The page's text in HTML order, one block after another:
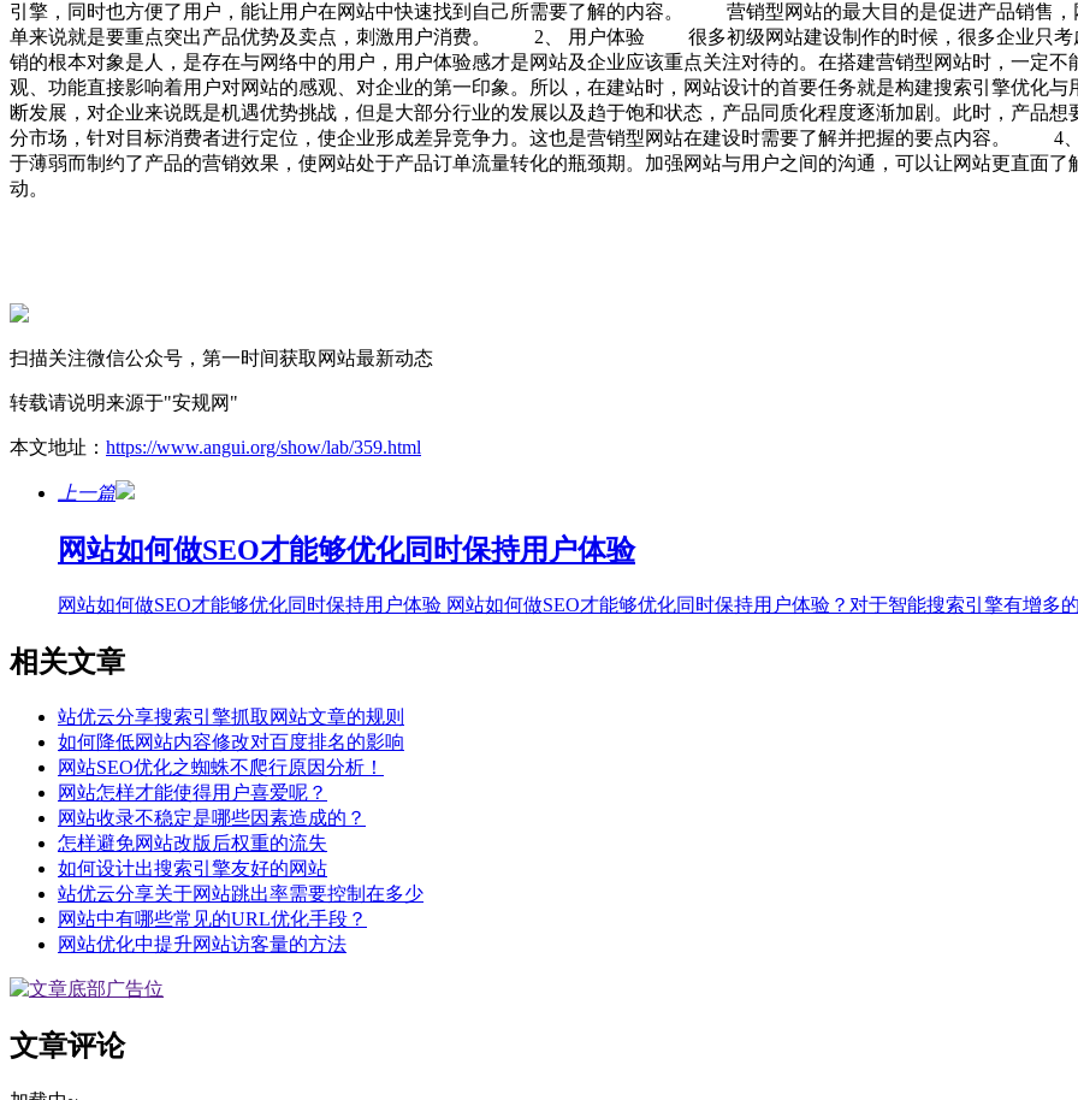
引擎，同时也方便了用户，能让用户在网站中快速找到自己所需要了解的内容。 营销型网站的最大目的是促进产品销售，
单来说就是要重点突出产品优势及卖点，刺激用户消费。 2、 用户体验 很多初级网站建设制作的时候，很多企业只考
销的根本对象是人，是存在与网络中的用户，用户体验感才是网站及企业应该重点关注对待的。在搭建营销型网站时，一定
观、功能直接影响着用户对网站的感观、对企业的第一印象。所以，在建站时，网站设计的首要任务就是构建搜索引擎
断发展，对企业来说既是机遇优势挑战，但是大部分行业的发展以及趋于饱和状态，产品同质化程度逐渐加剧。此时，产品
分市场，针对目标消费者进行定位，使企业形成差异竞争力。这也是营销型网站在建设时需要了解并把握的要点内容。
于薄弱而制约了产品的营销效果，使网站处于产品订单流量转化的瓶颈期。加强网站与用户之间的沟通，可以让网站更直面
动。
扫描关注微信公众号，第一时间获取网站最新动态
转载请说明来源于"安规网"
本文地址： https://www.angui.org/show/lab/359.html
上一篇
网站如何做SEO才能够优化同时保持用户体验
网站如何做SEO才能够优化同时保持用户体验 网站如何做SEO才能够优化同时保持用户体验？对于智能搜索引擎有增多
相关文章
站优云分享搜索引擎抓取网站文章的规则
如何降低网站内容修改对百度排名的影响
网站SEO优化之蜘蛛不爬行原因分析！
网站怎样才能使得用户喜爱呢？
网站收录不稳定是哪些因素造成的？
怎样避免网站改版后权重的流失
如何设计出搜索引擎友好的网站
站优云分享关于网站跳出率需要控制在多少
网站中有哪些常见的URL优化手段？
网站优化中提升网站访客量的方法
文章评论